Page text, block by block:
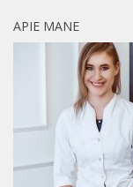
APIE MANE